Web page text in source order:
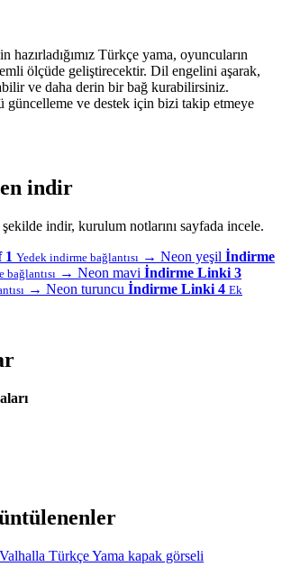
Türkçe yama, oyuncuların
ölçüde geliştirecektir. Dil engelini aşarak,
ve daha derin bir bağ kurabilirsiniz.
güncelleme ve destek için bizi takip etmeye
indir
indir, kurulum notlarını sayfada incele.
1 Yedek indirme bağlantısı → Neon yeşil İndirme
bağlantısı → Neon mavi İndirme Linki 3
→ Neon turuncu İndirme Linki 4 Ek